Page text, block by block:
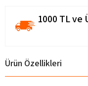
1000 TL
Ürün Özellikleri